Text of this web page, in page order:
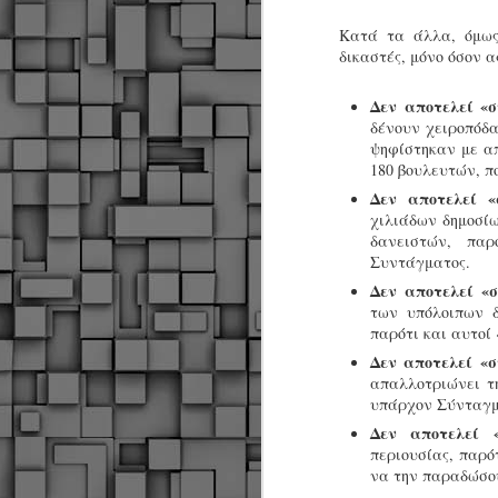
Κατά τα άλλα,
δικαστές, μόνο όσον
Δεν αποτελεί
δένουν
ψηφίστηκαν με
180 βουλευτών,
Δεν αποτελεί
χιλιάδων
δανειστών,
Συντάγματος.
Δεν αποτελεί
των υπόλοιπων
παρότι και αυτοί
Δεν αποτελεί
απαλλοτριώνει
υπάρχον
Δεν αποτελεί
περιουσίας,
να την
JUN
Δήμος Κοζάνης :